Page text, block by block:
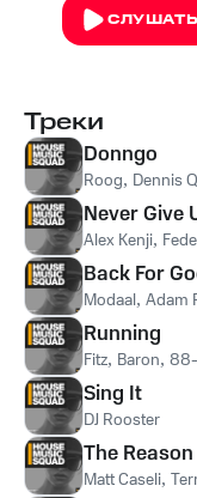
СЛУШАТЬ
Треки
Donngo
Roog, Dennis
Never Give
Alex Kenji,
Back For
Modaal, Adam
Running
Fitz, Baron,
Sing It
DJ Rooster
The Reason
Matt Caseli,